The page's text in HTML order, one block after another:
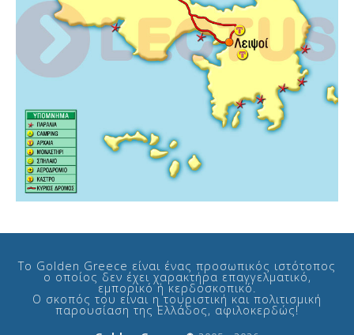
Το Golden Greece είναι ένας προσωπικός ιστότοπος
ο οποίος δεν έχει χαρακτήρα επαγγελματικό,
εμπορικό ή κερδοσκοπικό.
Ο σκοπός του είναι η τουριστική και πολιτισμική
παρουσίαση της Ελλάδος, αφιλοκερδώς!